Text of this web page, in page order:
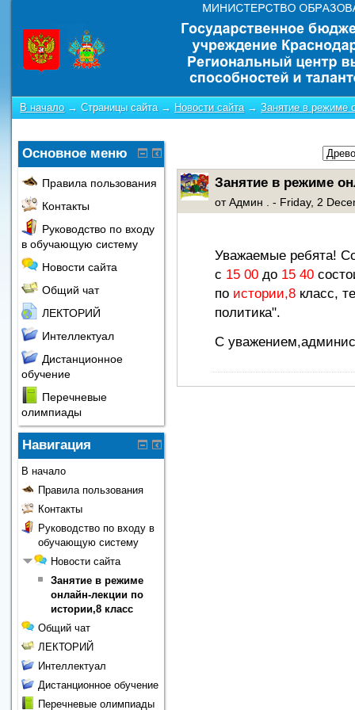
В начало → Страницы сайта → Новости сайта → Занятие в режиме
Занятие в режиме
отАдмин . - Friday, 2
Уважаемые ребята!
с 15 00 до 15 40
по истории,8 класс,
политика".
С
Основное меню
Правила пользования
Контакты
Руководство по входу
в обучающую систему
Новости сайта
Общий чат
ЛЕКТОРИЙ
Интеллектуал
Дистанционное
обучение
Перечневые
олимпиады
Навигация
В начало
Правила пользования
Контакты
Руководство по входу в
обучающую систему
Новости сайта
Занятие в режиме
онлайн-лекции по
истории,8 класс
Общий чат
ЛЕКТОРИЙ
Интеллектуал
Дистанционное обучение
Перечневые олимпиады